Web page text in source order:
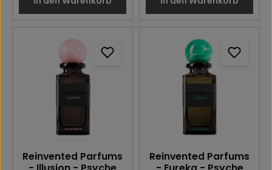
Reinvented Parfums
Reinvented Parfums